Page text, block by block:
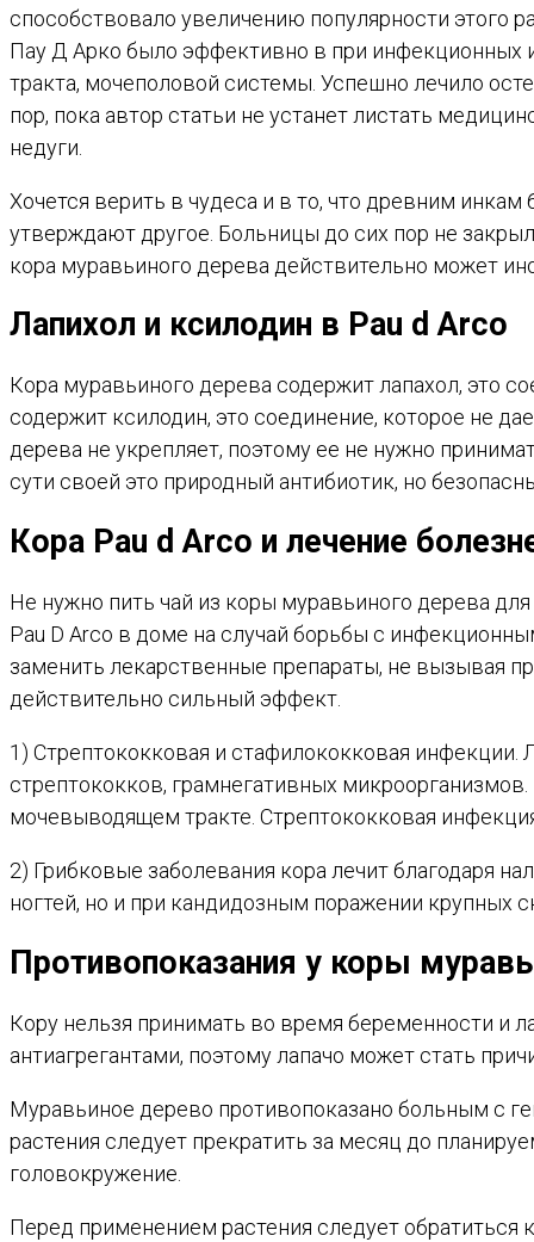
способствовало увеличению популярности
Пау Д Арко было эффективно в при инфекционных
тракта, мочеполовой системы. Успешно лечило
пор, пока автор статьи не устанет листать
недуги.
Хочется верить в чудеса и в то, что древним
утверждают другое. Больницы до сих пор не
кора муравьиного дерева действительно может
Лапихол и ксилодин в Pau d Arco
Кора муравьиного дерева содержит лапахол, это
содержит ксилодин, это соединение, которое не
дерева не укрепляет, поэтому ее не нужно
сути своей это природный антибиотик, но
Кора Pau d Arco и лечение
Не нужно пить чай из коры муравьиного дерева
Pau D Arco в доме на случай борьбы с
заменить лекарственные препараты, не вызывая
действительно сильный эффект.
1) Стрептококковая и стафилококковая
стрептококков, грамнегативных
мочевыводящем тракте. Стрептококковая
2) Грибковые заболевания кора лечит благодаря
ногтей, но и при кандидозным поражении крупных
Противопоказания у коры
Кору нельзя принимать во время беременности и
антиагрегантами, поэтому лапачо может стать
Муравьиное дерево противопоказано больным с
растения следует прекратить за месяц до
головокружение.
Перед применением растения следует